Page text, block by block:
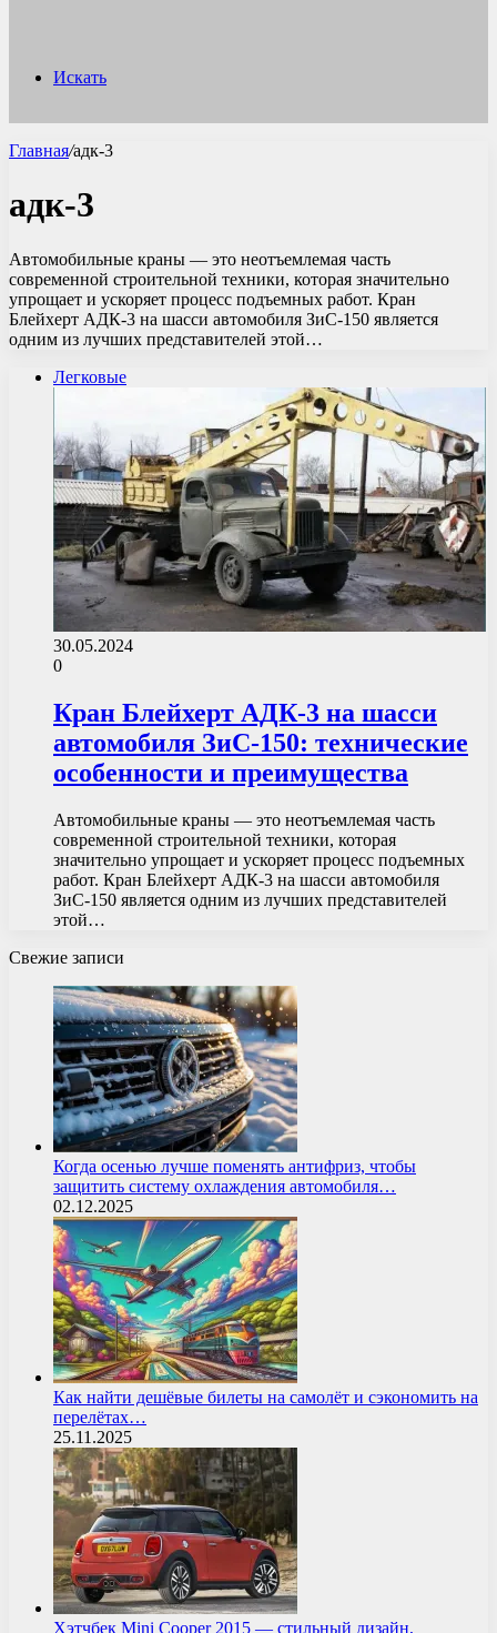
Искать
Главная/адк-3
адк-3
Автомобильные краны — это неотъемлемая часть
современной строительной техники, которая значительно
упрощает и ускоряет процесс подъемных работ. Кран
Блейхерт АДК-3 на шасси автомобиля ЗиС-150 является
одним из лучших представителей этой…
Легковые
30.05.2024
0
Кран Блейхерт АДК-3 на шасси
автомобиля ЗиС-150: технические
особенности и преимущества
Автомобильные краны — это неотъемлемая часть
современной строительной техники, которая
значительно упрощает и ускоряет процесс подъемных
работ. Кран Блейхерт АДК-3 на шасси автомобиля
ЗиС-150 является одним из лучших представителей
этой…
Свежие записи
Когда осенью лучше поменять антифриз, чтобы
защитить систему охлаждения автомобиля…
02.12.2025
Как найти дешёвые билеты на самолёт и сэкономить на
перелётах…
25.11.2025
Хэтчбек Mini Cooper 2015 — стильный дизайн,